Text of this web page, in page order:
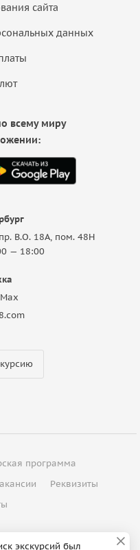
сайта
данных
В.О. 18A, пом. 48Н
— 18:00
Max
всему миру
программа
Реквизиты
"Спутник"
экскурсий был